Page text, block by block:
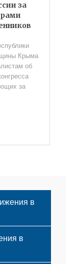
за
Крыма
об
за
в
в